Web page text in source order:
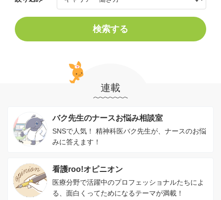
検索する
連載
バク先生のナースお悩み相談室
SNSで人気！ 精神科医バク先生が、ナースのお悩
みに答えます！
看護roo!オピニオン
医療分野で活躍中のプロフェッショナルたちによ
る、面白くってためになるテーマが満載！